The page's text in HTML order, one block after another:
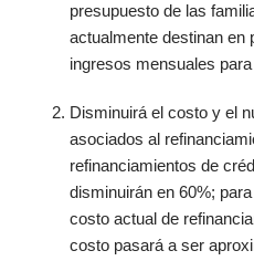
presupuesto de las
actualmente destinan en
ingresos mensuales
Disminuirá el costo y el
asociados al
refinanciamientos de
disminuirán en 60%;
costo actual de
costo pasará a ser